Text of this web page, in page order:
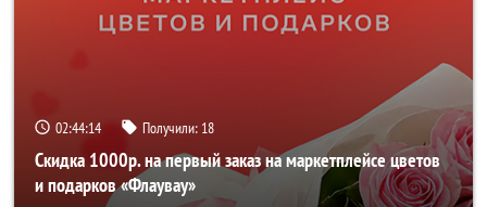
02:44:11 Получили: 18
Скидка 1000р. на первый заказ на маркетплейсе цветов
и подарков «Флаувау»